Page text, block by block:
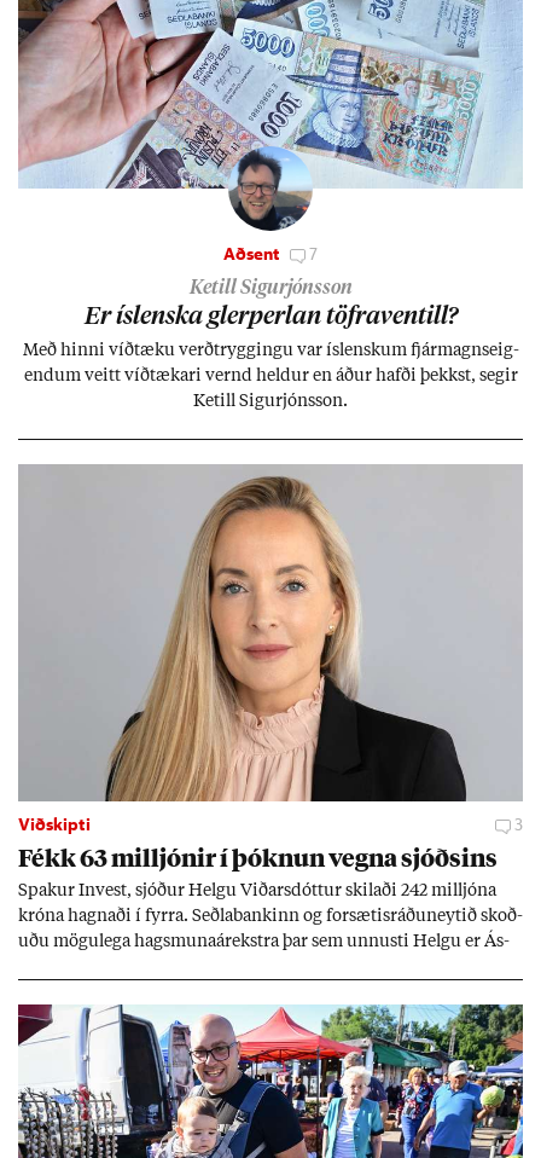
Aðsent 7
Ketill Sigurjónsson
Er ís­lenska glerperl­an töfra­ventill?
Með hinni víð­tæku verð­trygg­ingu var ís­lensk­um fjár­magns­eig­
end­um veitt víð­tæk­ari vernd held­ur en áð­ur hafði þekkst, seg­ir
Ketill Sig­ur­jóns­son.
Viðskipti 3
Fékk 63 millj­ón­ir í þókn­un vegna sjóðs­ins
Spak­ur In­vest, sjóð­ur Helgu Við­ars­dótt­ur skil­aði 242 millj­óna
króna hagn­aði í fyrra. Seðla­bank­inn og for­sæt­is­ráðu­neyt­ið skoð­
uðu mögu­lega hags­muna­árekstra þar sem unnusti Helgu er Ás­